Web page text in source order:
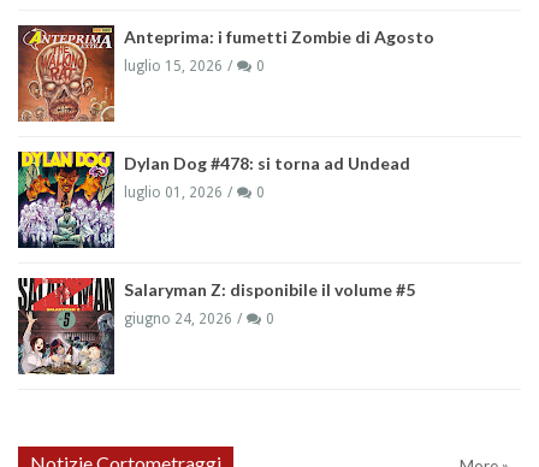
Anteprima: i fumetti Zombie di Agosto
luglio 15, 2026 0
Dylan Dog #478: si torna ad Undead
luglio 01, 2026 0
Salaryman Z: disponibile il volume #5
giugno 24, 2026 0